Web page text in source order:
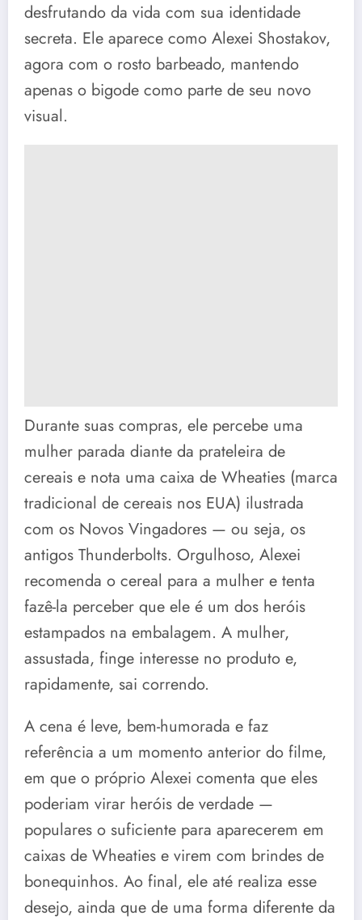
desfrutando da vida com sua identidade
secreta. Ele aparece como Alexei Shostakov,
agora com o rosto barbeado, mantendo
apenas o bigode como parte de seu novo
visual.
Durante suas compras, ele percebe uma
mulher parada diante da prateleira de
cereais e nota uma caixa de Wheaties (marca
tradicional de cereais nos EUA) ilustrada
com os Novos Vingadores — ou seja, os
antigos Thunderbolts. Orgulhoso, Alexei
recomenda o cereal para a mulher e tenta
fazê-la perceber que ele é um dos heróis
estampados na embalagem. A mulher,
assustada, finge interesse no produto e,
rapidamente, sai correndo.
A cena é leve, bem-humorada e faz
referência a um momento anterior do filme,
em que o próprio Alexei comenta que eles
poderiam virar heróis de verdade —
populares o suficiente para aparecerem em
caixas de Wheaties e virem com brindes de
bonequinhos. Ao final, ele até realiza esse
desejo, ainda que de uma forma diferente da